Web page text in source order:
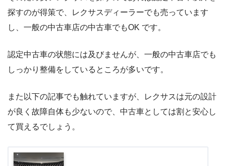
探すのが得策で、レクサスディーラーでも売っています
し、一般の中古車店の中古車でもOK です。
認定中古車の状態には及びませんが、一般の中古車店でも
しっかり整備をしているところが多いです。
また以下の記事でも触れていますが、レクサスは元の設計
が良く故障自体も少ないので、中古車としては割と安心し
て買えるでしょう。